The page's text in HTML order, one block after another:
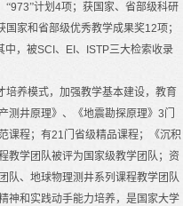
“973”计划 4项；获国家、省部级科研
国家和省部级优秀教学成果奖12项；
中，被SCI 、 EI 、 ISTP三大检索收录
养模式，加强教学基本建设，教育
测井原理》、《地震勘探原理》 3门
课程；有21门省级精品课程；《沉积
教学团队被评为国家级教学团队；资
队、地球物理测井系列课程教学团队
神和实践动手能力培养，是国家大学